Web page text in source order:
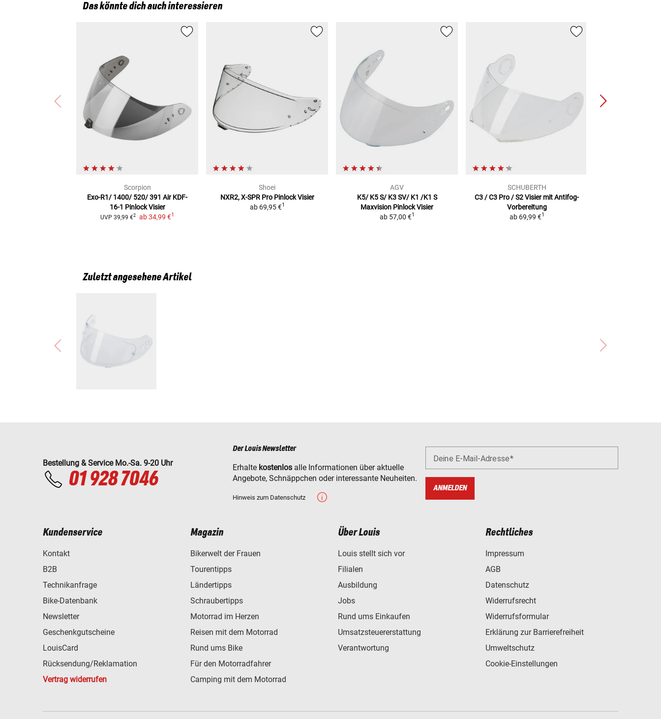
Das könnte dich auch interessieren
Scorpion
Exo-R1/ 1400/ 520/ 391 Air KDF-
16-1 Pinlock Visier
UVP 39,99 €2 ab 34,99 €1
Shoei
NXR2, X-SPR Pro Pinlock Visier
ab 69,95 €1
AGV
K5/ K5 S/ K3 SV/ K1 /K1 S
Maxvision Pinlock Visier
ab 57,00 €1
SCHUBERTH
C3 / C3 Pro / S2Visier mit Antifog-
Vorbereitung
ab 69,99 €1
Zuletzt angesehene Artikel
Bestellung & Service Mo.-Sa. 9-20 Uhr
01 928 7046
Der Louis Newsletter
Erhalte kostenlos alle Informationen über aktuelle
Angebote, Schnäppchen oder interessante Neuheiten.
Hinweis zum Datenschutz
Deine E-Mail-Adresse
ANMELDEN
Kundenservice
Kontakt
B2B
Technikanfrage
Bike-Datenbank
Newsletter
Geschenkgutscheine
LouisCard
Rücksendung/Reklamation
Vertrag widerrufen
Magazin
Bikerwelt der Frauen
Tourentipps
Ländertipps
Schraubertipps
Motorrad im Herzen
Reisen mit dem Motorrad
Rund ums Bike
Für den Motorradfahrer
Camping mit dem Motorrad
Über Louis
Louis stellt sich vor
Filialen
Ausbildung
Jobs
Rund ums Einkaufen
Umsatzsteuererstattung
Verantwortung
Rechtliches
Impressum
AGB
Datenschutz
Widerrufsrecht
Widerrufsformular
Erklärung zur Barrierefreiheit
Umweltschutz
Cookie-Einstellungen